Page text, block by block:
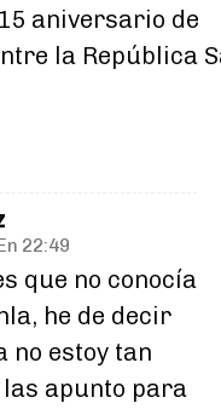
aniversario de
la República
22:49
que no conocía
he de decir
no estoy tan
las apunto para